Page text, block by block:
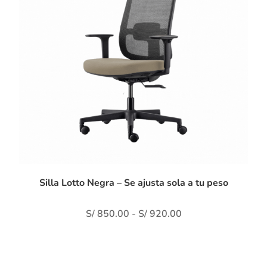
Silla Lotto Negra – Se ajusta sola a tu peso
S/850.00 - S/920.00